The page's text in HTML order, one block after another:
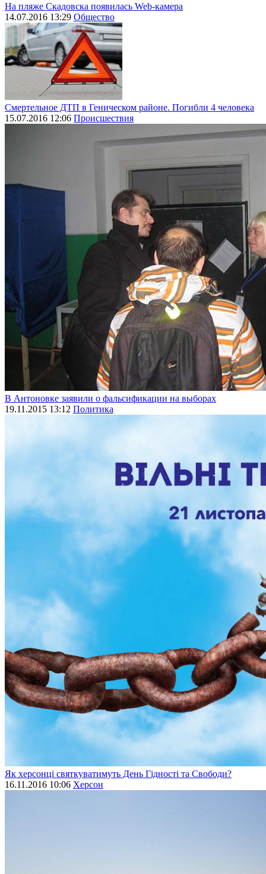
На пляже Скадовска появилась Web-камера
14.07.2016 13:29 Общество
Смертельное ДТП в Геническом районе. Погибли 4 человека
15.07.2016 12:06 Происшествия
В Антоновке заявили о фальсификации на выборах
19.11.2015 13:12 Политика
Як херсонці святкуватимуть День Гідності та Свободи?
16.11.2016 10:06 Херсон